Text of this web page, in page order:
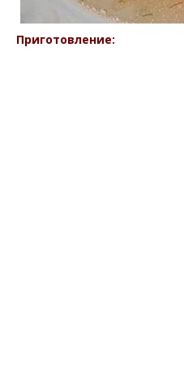
Приготовление: